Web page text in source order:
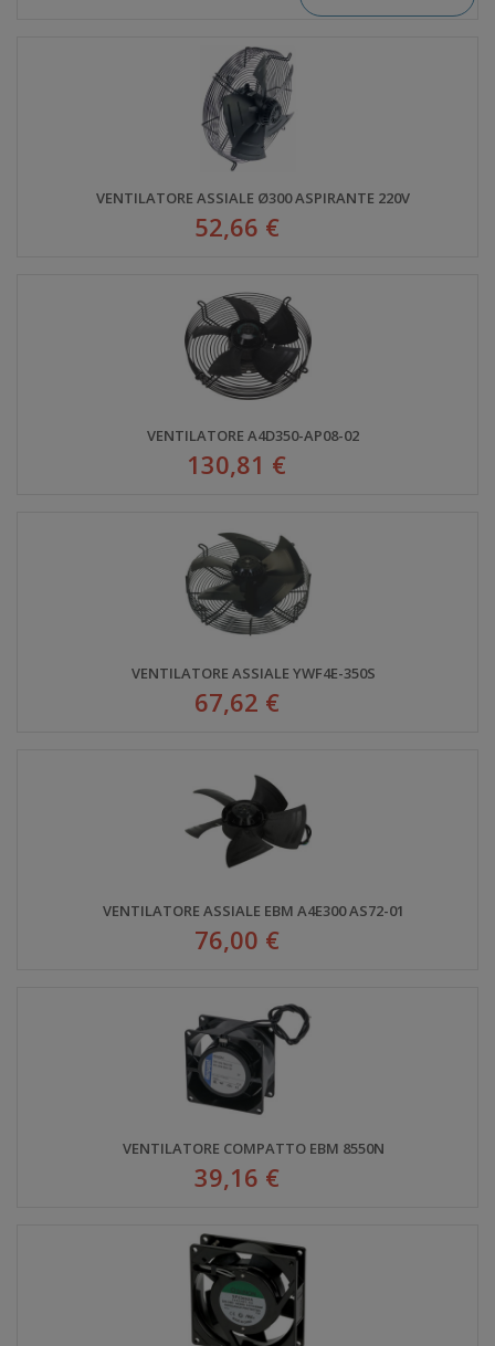
VENTILATORE ASSIALE Ø300 ASPIRANTE 220V
52,66 €
VENTILATORE A4D350-AP08-02
130,81 €
VENTILATORE ASSIALE YWF4E-350S
67,62 €
VENTILATORE ASSIALE EBM A4E300 AS72-01
76,00 €
VENTILATORE COMPATTO EBM 8550N
39,16 €